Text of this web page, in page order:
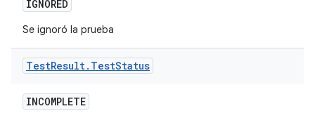
IGNORED
Se ignoró la prueba
TestResult. TestStatus
INCOMPLETE